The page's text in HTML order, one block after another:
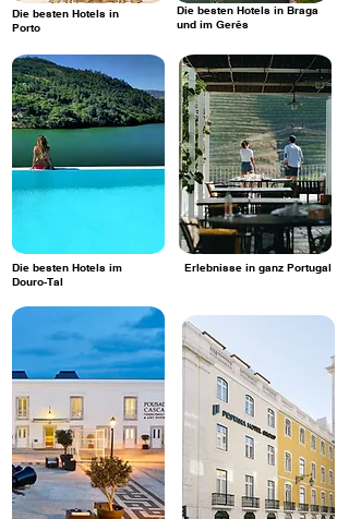
Die besten Hotels in
Porto
Die besten Hotels in Braga
und im Gerês
Die besten Hotels im
Douro-Tal
Erlebnisse in ganz Portugal